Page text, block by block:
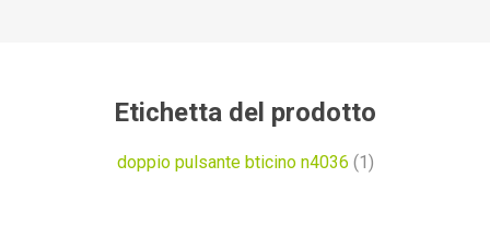
Etichetta del prodotto
doppio pulsante bticino n4036 (1)